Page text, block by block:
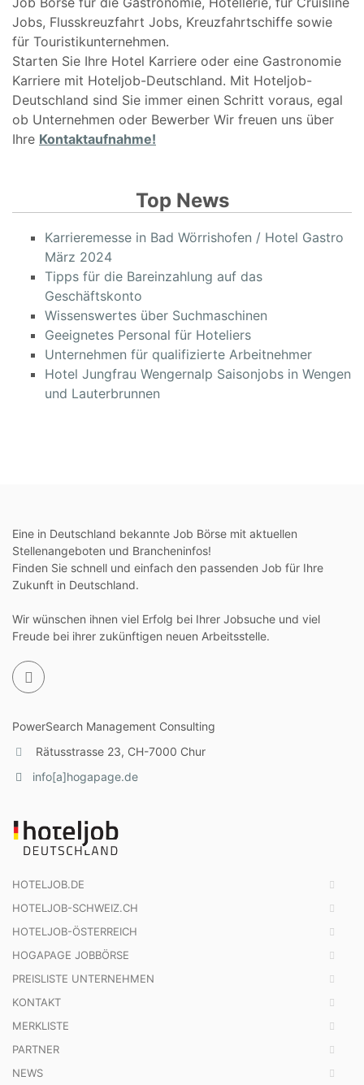
Jobs, Flusskreuzfahrt Jobs, Kreuzfahrtschiffe sowie
für Touristikunternehmen.
Starten Sie Ihre Hotel Karriere oder eine Gastronomie
Karriere mit Hoteljob-Deutschland. Mit Hoteljob-
Deutschland sind Sie immer einen Schritt voraus, egal
ob Unternehmen oder Bewerber Wir freuen uns über
Ihre Kontaktaufnahme!
Top News
Karrieremesse in Bad Wörrishofen / Hotel Gastro
März 2024
Tipps für die Bareinzahlung auf das
Geschäftskonto
Wissenswertes über Suchmaschinen
Geeignetes Personal für Hoteliers
Unternehmen für qualifizierte Arbeitnehmer
Hotel Jungfrau Wengernalp Saisonjobs in Wengen
und Lauterbrunnen
Eine in Deutschland bekannte Job Börse mit aktuellen
Stellenangeboten und Brancheninfos!
Finden Sie schnell und einfach den passenden Job für Ihre
Zukunft in Deutschland.
Wir wünschen ihnen viel Erfolg bei Ihrer Jobsuche und viel
Freude bei ihrer zukünftigen neuen Arbeitsstelle.
PowerSearch Management Consulting
Rätusstrasse 23, CH-7000 Chur
info[a]hogapage.de
HOTELJOB.DE
HOTELJOB-SCHWEIZ.CH
HOTELJOB-ÖSTERREICH
HOGAPAGE JOBBÖRSE
PREISLISTE UNTERNEHMEN
KONTAKT
MERKLISTE
PARTNER
NEWS